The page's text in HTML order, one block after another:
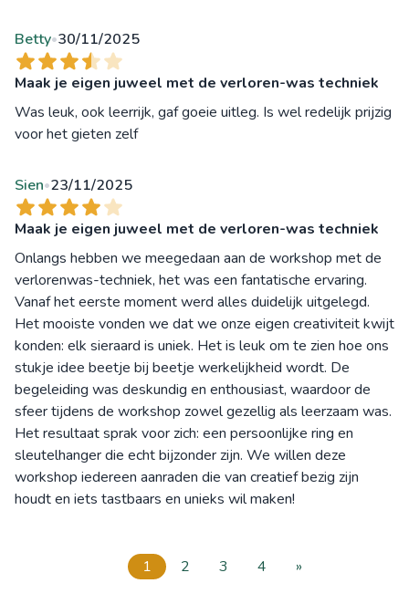
Betty•30/11/2025
Maak je eigen juweel met de verloren-was techniek
Was leuk, ook leerrijk, gaf goeie uitleg. Is wel redelijk prijzig
voor het gieten zelf
Sien•23/11/2025
Maak je eigen juweel met de verloren-was techniek
Onlangs hebben we meegedaan aan de workshop met de
verlorenwas-techniek, het was een fantatische ervaring.
Vanaf het eerste moment werd alles duidelijk uitgelegd.
Het mooiste vonden we dat we onze eigen creativiteit kwijt
konden: elk sieraard is uniek. Het is leuk om te zien hoe ons
stukje idee beetje bij beetje werkelijkheid wordt. De
begeleiding was deskundig en enthousiast, waardoor de
sfeer tijdens de workshop zowel gezellig als leerzaam was.
Het resultaat sprak voor zich: een persoonlijke ring en
sleutelhanger die echt bijzonder zijn. We willen deze
workshop iedereen aanraden die van creatief bezig zijn
houdt en iets tastbaars en unieks wil maken!
1 2 3 4 »